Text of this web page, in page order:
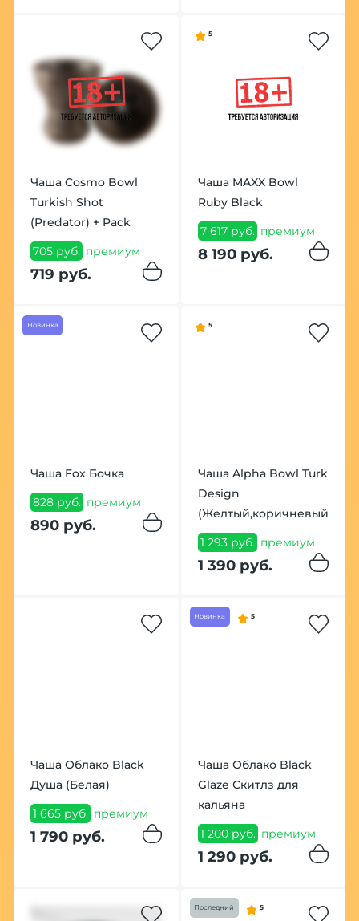
Чаша Cosmo Bowl
Turkish Shot
(Predator) + Pack
705 руб. премиум
719 руб.
5
Чаша MAXX Bowl
Ruby Black
7 617 руб. премиум
8 190 руб.
Новинка
Чаша Fox Бочка
828 руб. премиум
890 руб.
5
Чаша Alpha Bowl Turk
Design
(Желтый,коричневый)
1 293 руб. премиум
1 390 руб.
Чаша Облако Black
Душа (Белая)
1 665 руб. премиум
1 790 руб.
Новинка 5
Чаша Облако Black
Glaze Скитлз для
кальяна
1 200 руб. премиум
1 290 руб.
Последний 5